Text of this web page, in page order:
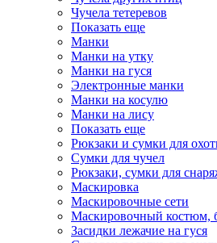
Чучела тетеревов
Показать еще
Манки
Манки на утку
Манки на гуся
Электронные манки
Манки на косулю
Манки на лису
Показать еще
Рюкзаки и сумки для
Сумки для чучел
Рюкзаки, сумки для
Маскировка
Маскировочные сети
Маскировочный костюм,
Засидки лежачие на гуся